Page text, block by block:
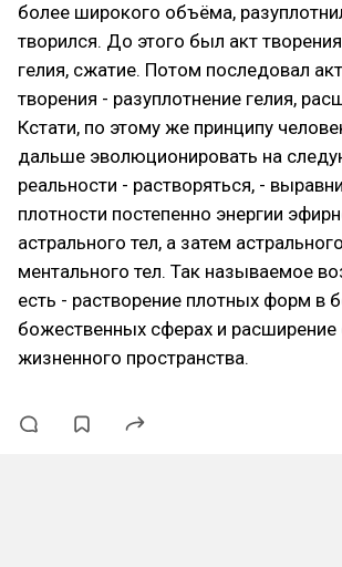
более широкого объёма,
творился. До этого был акт
гелия, сжатие. Потом последовал
творения - разуплотнение гелия,
Кстати, по этому же принципу
дальше эволюционировать на
реальности - растворяться, -
плотности постепенно энергии
астрального тел, а затем
ментального тел. Так называемое
есть - растворение плотных форм в
божественных сферах и расширение
жизненного пространства.